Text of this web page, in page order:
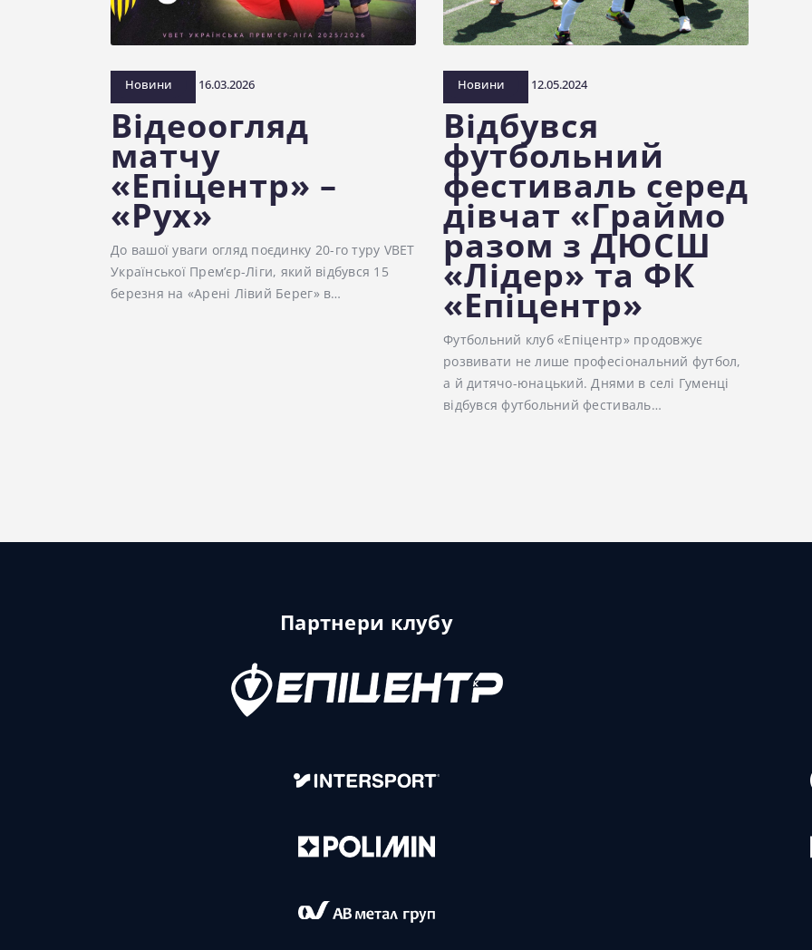
Новини 16.03.2026
Відеоогляд
матчу
«Епіцентр» –
«Рух»
До вашої уваги огляд поєдинку 20-го туру VBET
Української Прем’єр-Ліги, який відбувся 15
березня на «Арені Лівий Берег» в…
Новини 12.05.2024
Відбувся
футбольний
фестиваль серед
дівчат «Граймо
разом з ДЮСШ
«Лідер» та ФК
«Епіцентр»
Футбольний клуб «Епіцентр» продовжує
розвивати не лише професіональний футбол,
а й дитячо-юнацький. Днями в селі Гуменці
відбувся футбольний фестиваль…